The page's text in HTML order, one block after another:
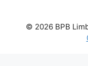
© 2026 BPB